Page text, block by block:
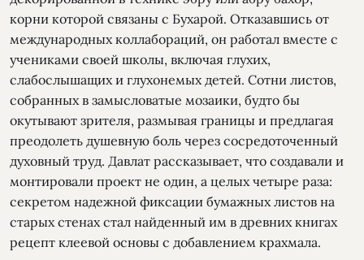
корни которой связаны с Бухарой. Отказавшись от
международных коллабораций, он работал вместе с
учениками своей школы, включая глухих,
слабослышащих и глухонемых детей. Сотни листов,
собранных в замысловатые мозаики, будто бы
окутывают зрителя, размывая границы и предлагая
преодолеть душевную боль через сосредоточенный
духовный труд. Давлат рассказывает, что создавали и
монтировали проект не один, а целых четыре раза:
секретом надежной фиксации бумажных листов на
старых стенах стал найденный им в древних книгах
рецепт клеевой основы с добавлением крахмала.